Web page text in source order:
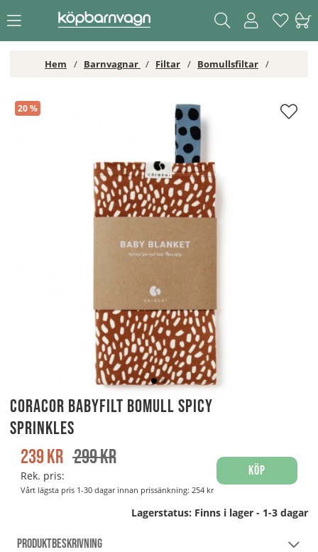
Hem Barnvagnar Filtar Bomullsfiltar
20
Coracor Babyfilt bomull Spicy Sprinkles
Coracor Babyfilt bomull Spicy
Sprinkles
299kr
239kr
Rek. pris:
Vårt lägsta pris 1-30 dagar innan prissänkning: 254 kr
Köp
Lagerstatus: Finns i lager - 1-3 dagar
PRODUKTBESKRIVNING